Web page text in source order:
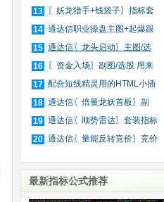
指
13
〖妖龙猎手+钱袋子〗指标套
装
14 通达信职业操盘主图+起爆跟
庄
15 通达信〖龙头启动〗主图/选
股
16
〖资金入场〗副图/选股 用来
抓
17 配合短线精灵用的HTML小插
件
18 通达信〖倍量龙妖首板〗副
图/
19 通达信〖顺势雷达〗套装指标
20 通达信〖量能反转竞价〗竞价
最新指标公式推荐